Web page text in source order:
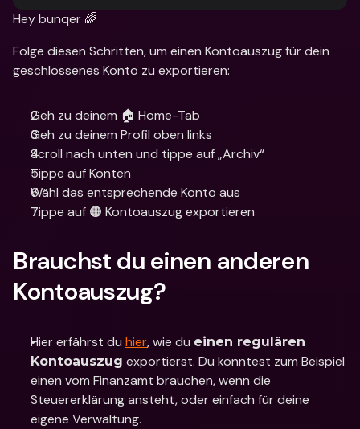
Hey bunqer 🌈
Folge diesen Schritten, um einen Kontoauszug für dein
geschlossenes Konto zu exportieren:
Geh zu deinem 🏠 Home-Tab
Geh zu deinem Profil oben links
Scroll nach unten und tippe auf „Archiv“
Tippe auf Konten
Wähl das entsprechende Konto aus
Tippe auf 🟠 Kontoauszug exportieren
Brauchst du einen anderen
Kontoauszug?
Hier erfährst du hier, wie du einen regulären
Kontoauszug exportierst. Du könntest zum Beispiel
einen vom Finanzamt brauchen, wenn die
Steuererklärung ansteht, oder einfach für deine
eigene Verwaltung.